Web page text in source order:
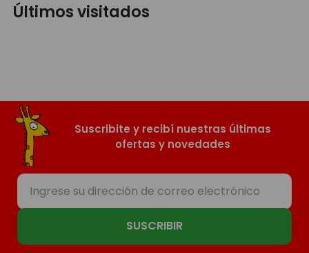
Últimos visitados
Suscribite y recibí nuestras últimas
ofertas y novedades
SUSCRIBIR